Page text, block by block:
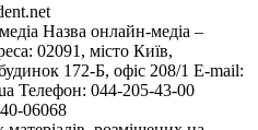
Назва онлайн-медіа –
02091, місто Київ,
172-Б, офіс 208/1 E-mail:
Телефон: 044-205-43-00
06068